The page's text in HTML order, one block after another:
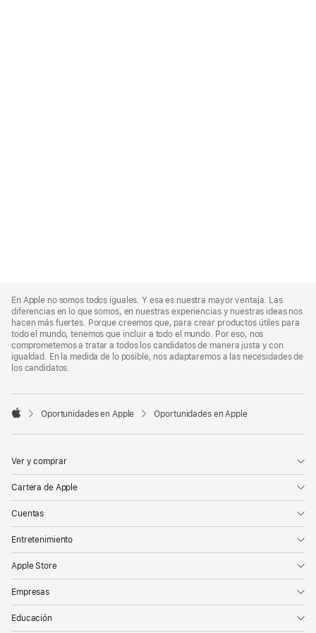
Footer
En Apple no somos todos iguales. Y esa es nuestra mayor ventaja. Las
diferencias en lo que somos, en nuestras experiencias y nuestras ideas nos
hacen más fuertes. Porque creemos que, para crear productos útiles para
todo el mundo, tenemos que incluir a todo el mundo. Por eso, nos
comprometemos a tratar a todos los candidatos de manera justa y con
igualdad. En la medida de lo posible, nos adaptaremos a las necesidades de
los candidatos.

Oportunidades en Apple Oportunidades en Apple
Ver y comprar
Cartera de Apple
Cuentas
Entretenimiento
Apple Store
Empresas
Educación